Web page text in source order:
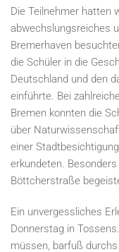
Die Teilnehmer hatten
abwechslungsreiches
Bremerhaven
die Schüler in die
Deutschland und den
einführte. Bei
Bremen konnten die
über
einer
erkundeten.
Böttcherstraße
Ein unvergessliches
Donnerstag in
müssen, barfuß